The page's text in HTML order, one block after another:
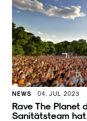
NEWS 04. JUL 2023
Rave The Planet
Sanitätsteam